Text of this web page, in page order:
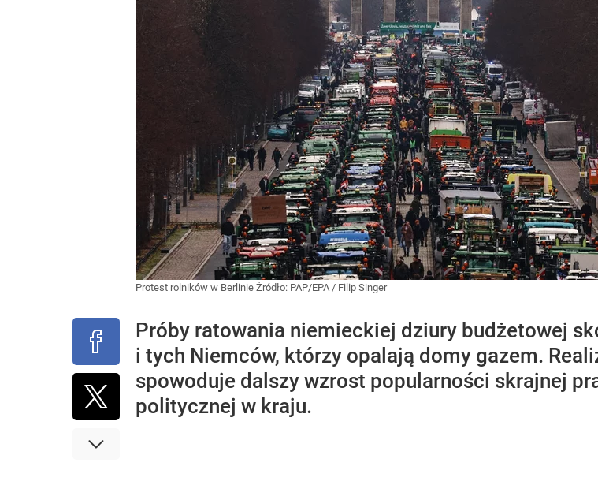
Protest rolników w Berlinie Źródło: PAP/EPA / Filip Singer
Próby ratowania niemieckiej dziury budżetowej
i tych Niemców, którzy opalają domy gazem.
spowoduje dalszy wzrost popularności skrajnej
politycznej w kraju.